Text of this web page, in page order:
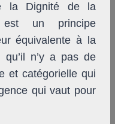
la Dignité de la
est un principe
équivalente à la
qu’il n’y a pas de
et catégorielle qui
qui vaut pour